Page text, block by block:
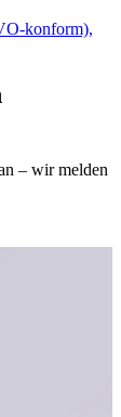
konform),
– wir melden